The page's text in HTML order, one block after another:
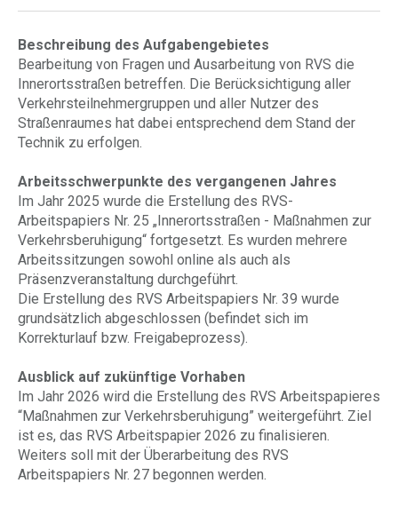
Beschreibung des Aufgabengebietes
Bearbeitung von Fragen und Ausarbeitung von RVS die
Innerortsstraßen betreffen. Die Berücksichtigung aller
Verkehrsteilnehmergruppen und aller Nutzer des
Straßenraumes hat dabei entsprechend dem Stand der
Technik zu erfolgen.
Arbeitsschwerpunkte des vergangenen Jahres
Im Jahr 2025 wurde die Erstellung des RVS-
Arbeitspapiers Nr. 25 „Innerortsstraßen - Maßnahmen zur
Verkehrsberuhigung“ fortgesetzt. Es wurden mehrere
Arbeitssitzungen sowohl online als auch als
Präsenzveranstaltung durchgeführt.
Die Erstellung des RVS Arbeitspapiers Nr. 39 wurde
grundsätzlich abgeschlossen (befindet sich im
Korrekturlauf bzw. Freigabeprozess).
Ausblick auf zukünftige Vorhaben
Im Jahr 2026 wird die Erstellung des RVS Arbeitspapieres
“Maßnahmen zur Verkehrsberuhigung” weitergeführt. Ziel
ist es, das RVS Arbeitspapier 2026 zu finalisieren.
Weiters soll mit der Überarbeitung des RVS
Arbeitspapiers Nr. 27 begonnen werden.